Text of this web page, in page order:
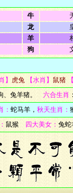
牛
龙
羊
狗
】 虎兔 【水肖】 鼠猪
兔羊猪。 六合生肖
： 蛇马羊， 秋天生肖：
鼠猴 四大美女： 兔